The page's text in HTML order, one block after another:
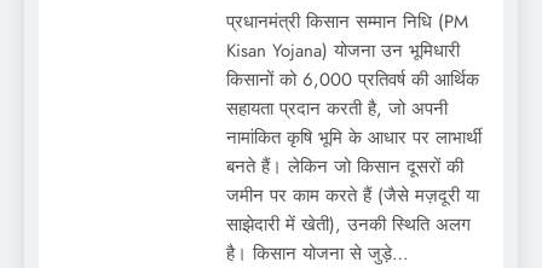
प्रधानमंत्री किसान सम्मान निधि (PM
Kisan Yojana) योजना उन भूमिधारी
किसानों को 6,000 प्रतिवर्ष की आर्थिक
सहायता प्रदान करती है, जो अपनी
नामांकित कृषि भूमि के आधार पर लाभार्थी
बनते हैं। लेकिन जो किसान दूसरों की
जमीन पर काम करते हैं (जैसे मज़दूरी या
साझेदारी में खेती), उनकी स्थिति अलग
है। किसान योजना से जुड़े…